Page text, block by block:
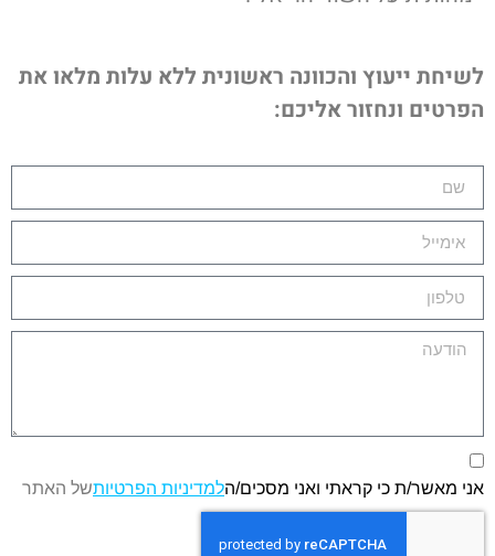
לשיחת ייעוץ והכוונה ראשונית ללא עלות מלאו את
הפרטים ונחזור אליכם:
אני מאשר/ת כי קראתי ואני מסכים/הלמדיניות הפרטיותשל האתר